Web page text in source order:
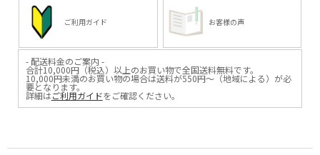
ご利用ガイド お客様の声
- 配送料金のご案内 -
合計10,000円（税込）以上のお買い物で全国送料無料です。
10,000円未満のお買い物の場合は送料が550円～（地域による）が必
要となります。
詳細はご利用ガイドをご確認ください。